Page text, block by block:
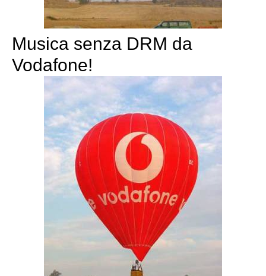
Musica senza DRM da
Vodafone!